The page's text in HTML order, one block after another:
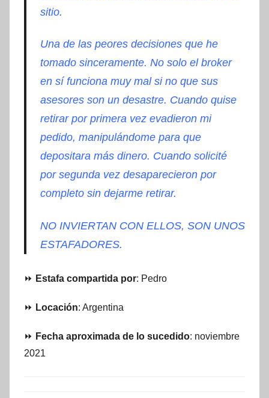
sitio.
Una de las peores decisiones que he
tomado sinceramente. No solo el broker
en sí funciona muy mal si no que sus
asesores son un desastre. Cuando quise
retirar por primera vez evadieron mi
pedido, manipulándome para que
depositara más dinero. Cuando solicité
por segunda vez desaparecieron por
completo sin dejarme retirar.
NO INVIERTAN CON ELLOS, SON UNOS
ESTAFADORES.
⏩ Estafa compartida por: Pedro
⏩ Locación: Argentina
⏩ Fecha aproximada de lo sucedido: noviembre
2021